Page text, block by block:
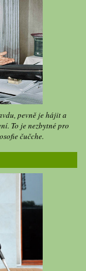
pevně je hájit a
To je nezbytné pro
čučche.